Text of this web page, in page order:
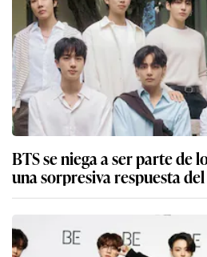
BTS se niega a ser parte de
una sorpresiva respuesta